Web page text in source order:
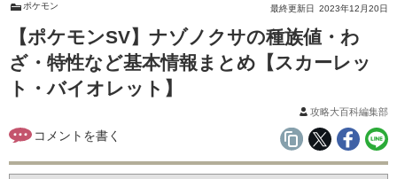
ポケモン 最終更新日 2023年12月20日
【ポケモンSV】ナゾノクサの種族値・わ
ざ・特性など基本情報まとめ【スカーレッ
ト・バイオレット】
攻略大百科編集部